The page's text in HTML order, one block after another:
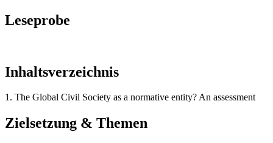
Leseprobe
Inhaltsverzeichnis
1. The Global Civil Society as a normative entity? An assessment
Zielsetzung & Themen